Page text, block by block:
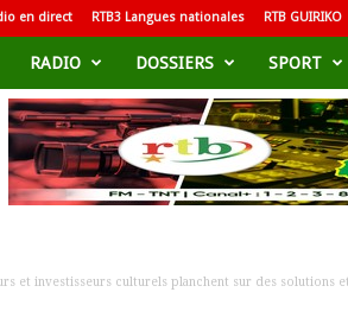
en direct RTB3 Langues nationales RTB GUIRIKO
RADIO DOSSIERS SPORT
et investisseurs culturels planchent sur des solutions